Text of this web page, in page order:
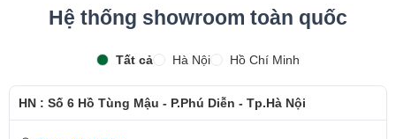
Cảm ơn quý khách đã dành thời gian tham khảo và
quan tâm tới dịch vụ thay màn hình tại Ngọc Nguyễn
Care
Hệ thống showroom toàn quốc
Tất cả Hà Nội Hồ Chí Minh
HN : Số 6 Hồ Tùng Mậu - P.Phú Diễn - Tp.Hà Nội